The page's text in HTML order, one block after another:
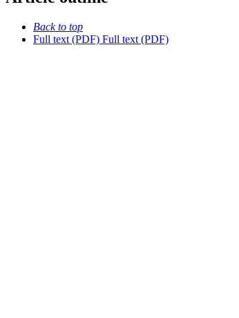
Back to top
Full text (PDF) Full text (PDF)